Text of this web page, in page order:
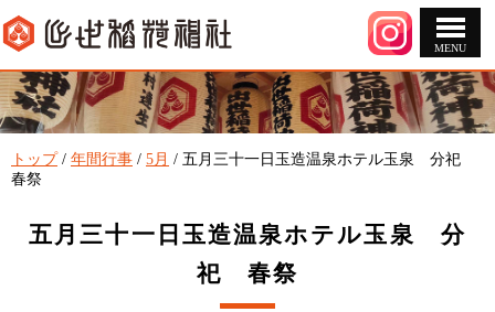
このページの本文へ
MENU
現
在
置：
トップ / 年間行事 / 5月 / 五月三十一日玉造温泉ホテル玉泉 分祀
春祭
五月三十一日玉造温泉ホテル玉泉 分
祀 春祭